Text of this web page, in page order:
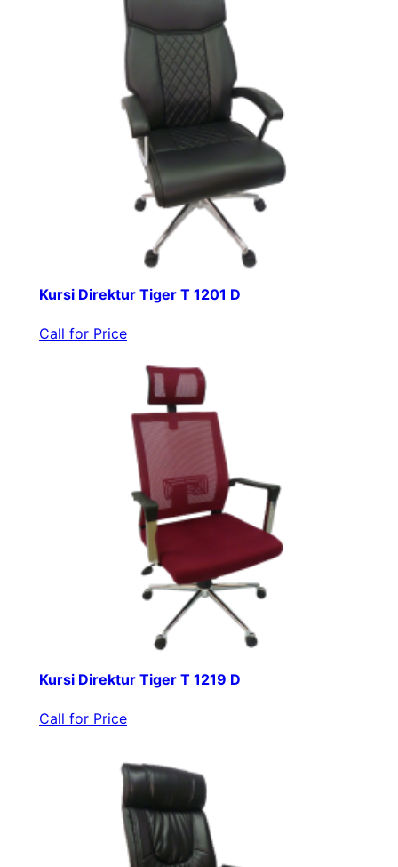
Kursi Direktur Tiger T 1201 D
Call for Price
Kursi Direktur Tiger T 1219 D
Call for Price